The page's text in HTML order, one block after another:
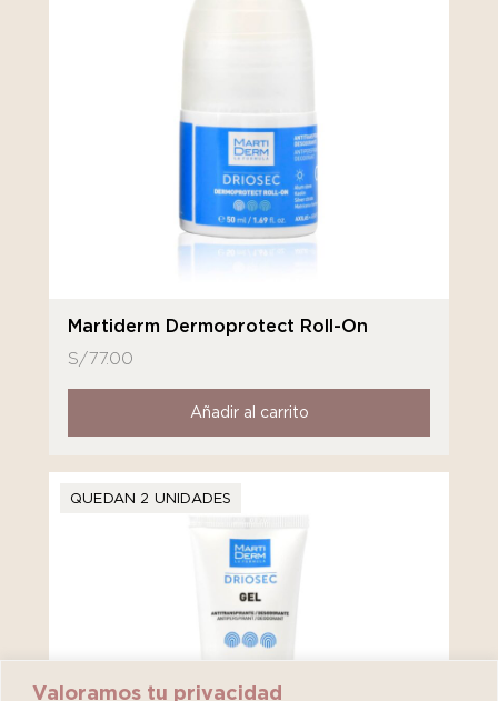
Valoramos tu privacidad
Martiderm Dermoprotect Roll-On
S/77.00
Añadir al carrito
QUEDAN 2 UNIDADES